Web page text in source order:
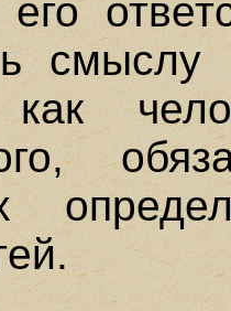
как